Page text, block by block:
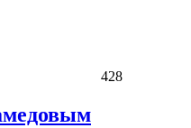
428